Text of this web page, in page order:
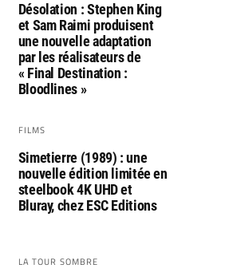
Désolation : Stephen King
et Sam Raimi produisent
une nouvelle adaptation
par les réalisateurs de
« Final Destination :
Bloodlines »
FILMS
Simetierre (1989) : une
nouvelle édition limitée en
steelbook 4K UHD et
Bluray, chez ESC Editions
LA TOUR SOMBRE